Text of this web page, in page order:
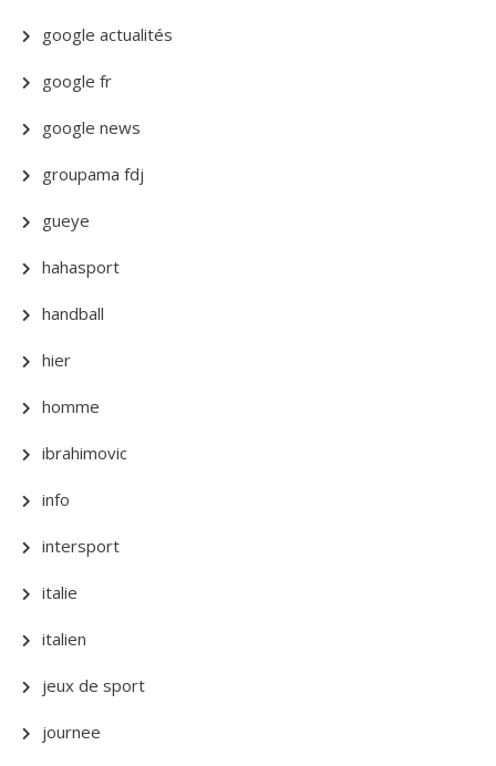
google actualités
google fr
google news
groupama fdj
gueye
hahasport
handball
hier
homme
ibrahimovic
info
intersport
italie
italien
jeux de sport
journee